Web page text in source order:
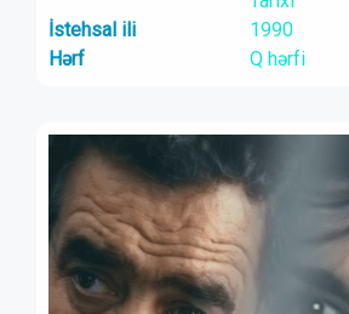
İstehsal ili
1990
Hərf
Q hərfi